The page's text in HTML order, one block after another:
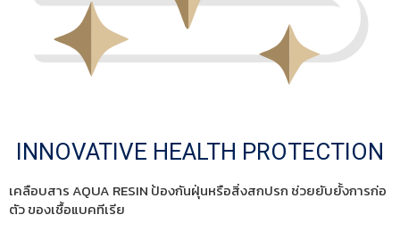
INNOVATIVE HEALTH PROTECTION
เคลือบสาร AQUA RESIN ป้องกันฝุ่นหรือสิ่งสกปรก ช่วยยับยั้งการก่อ
ตัว ของเชื้อแบคทีเรีย